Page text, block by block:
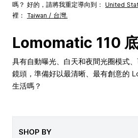
嗎？ 好的，請將我重定導向到： United
裡： Taiwan / 台灣.
Lomomatic 110
具有自動曝光、白天和夜間光圈模式
鏡頭，準備好以最清晰、最有創意的
生活嗎？
SHOP BY